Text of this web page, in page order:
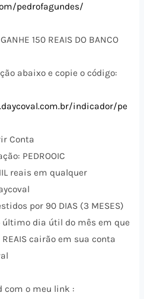
pedrofagundes/
150 REAIS DO BANCO
abaixo e copie o código:
indicador/pe
Conta
PEDROOIC
reais em qualquer
por 90 DIAS (3 MESES)
último dia útil do mês em que
cairão em sua conta
com o meu link :